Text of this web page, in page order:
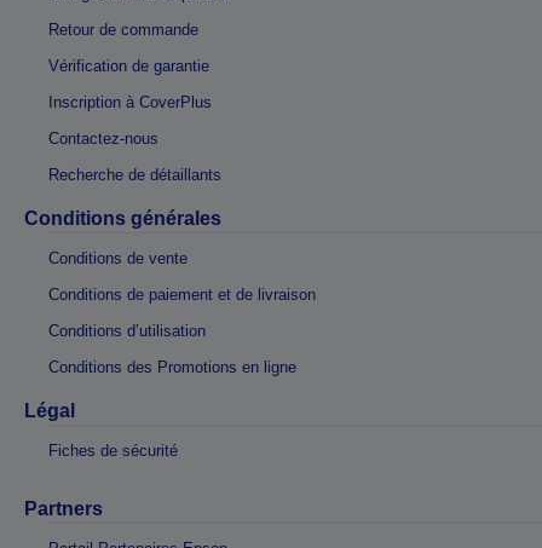
Retour de commande
Vérification de garantie
Inscription à CoverPlus
Contactez-nous
Recherche de détaillants
Conditions générales
Conditions de vente
Conditions de paiement et de livraison
Conditions d’utilisation
Conditions des Promotions en ligne
Légal
Fiches de sécurité
Partners